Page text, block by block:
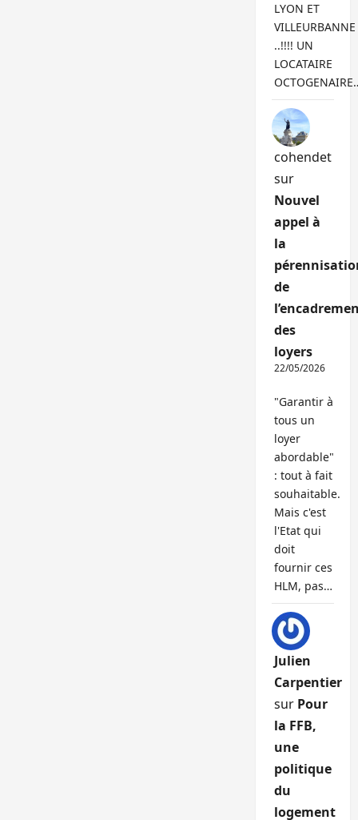
LYON ET
VILLEURBANNE
..!!!! UN
LOCATAIRE
cohendet
sur
Nouvel
appel à
la
de
des
loyers
22/05/2026
"Garantir à
tous un
loyer
abordable"
: tout à fait
souhaitable.
Mais c'est
l'Etat qui
doit
fournir ces
HLM, pas…
Julien
Carpentier
sur Pour
la FFB,
une
politique
du
logement